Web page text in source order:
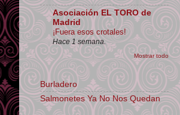
Asociación EL TORO de
Madrid
¡Fuera esos crotales!
Hace 1 semana.
Mostrar todo
Burladero
Salmonetes Ya No Nos Quedan